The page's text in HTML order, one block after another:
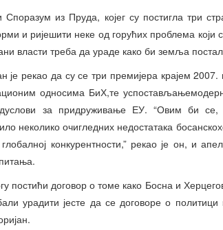
Споразум из Пруда, којег су постигла три
и ријешити неке од горућих проблема који
власти треба да ураде како би земља
је рекао да су се три премијера крајем
односима БиХ,те
за придруживање ЕУ. “Овим би
неколико очигледних недостатака
конкурентности,” рекао је он, и
постићи договор о томе како Босна и
урадити јесте да се договоре о